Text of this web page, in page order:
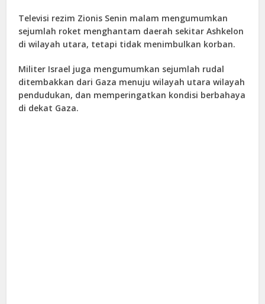
Televisi rezim Zionis Senin malam mengumumkan
sejumlah roket menghantam daerah sekitar Ashkelon
di wilayah utara, tetapi tidak menimbulkan korban.
Militer Israel juga mengumumkan sejumlah rudal
ditembakkan dari Gaza menuju wilayah utara wilayah
pendudukan, dan memperingatkan kondisi berbahaya
di dekat Gaza.